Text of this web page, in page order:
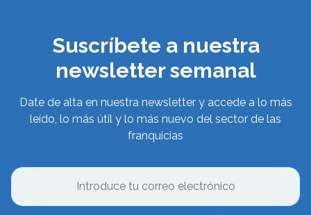
Suscríbete a nuestra
newsletter semanal
Date de alta en nuestra newsletter y accede a lo más
leído, lo más útil y lo más nuevo del sector de las
franquicias